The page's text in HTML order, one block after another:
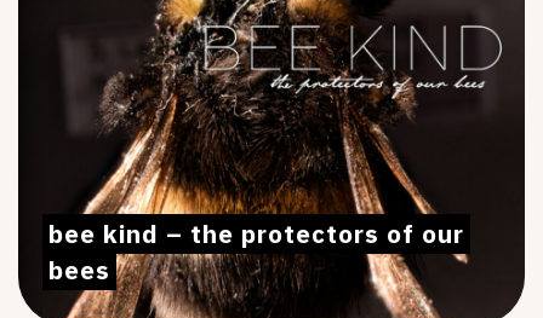
bee kind – the protectors of our
bees